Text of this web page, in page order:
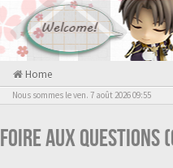
Home
Nous sommes le ven. 7 août 2026 09:55
Foire aux questions